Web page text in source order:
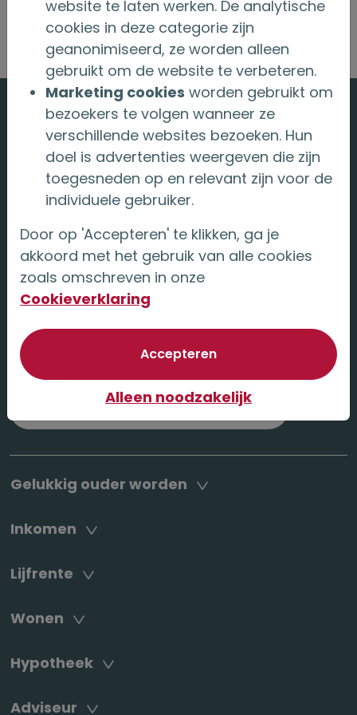
website van jouw bank.
Anna van Saksenlaan 10
2593 HT Den Haag
info@onderlingenederland.nl
070-342 11 11
Volg ons op
Zoeken naar:
Gelukkig ouder worden
Inkomen
Lijfrente
Wonen
Hypotheek
Adviseur
website te laten werken. De analytische
cookies in deze categorie zijn
geanonimiseerd, ze worden alleen
gebruikt om de website te verbeteren.
Marketing cookies worden gebruikt om
bezoekers te volgen wanneer ze
verschillende websites bezoeken. Hun
doel is advertenties weergeven die zijn
toegesneden op en relevant zijn voor de
individuele gebruiker.
Door op 'Accepteren' te klikken, ga je
akkoord met het gebruik van alle cookies
zoals omschreven in onze
Cookieverklaring
Accepterenvan optionele
Alleen noodzakelijk